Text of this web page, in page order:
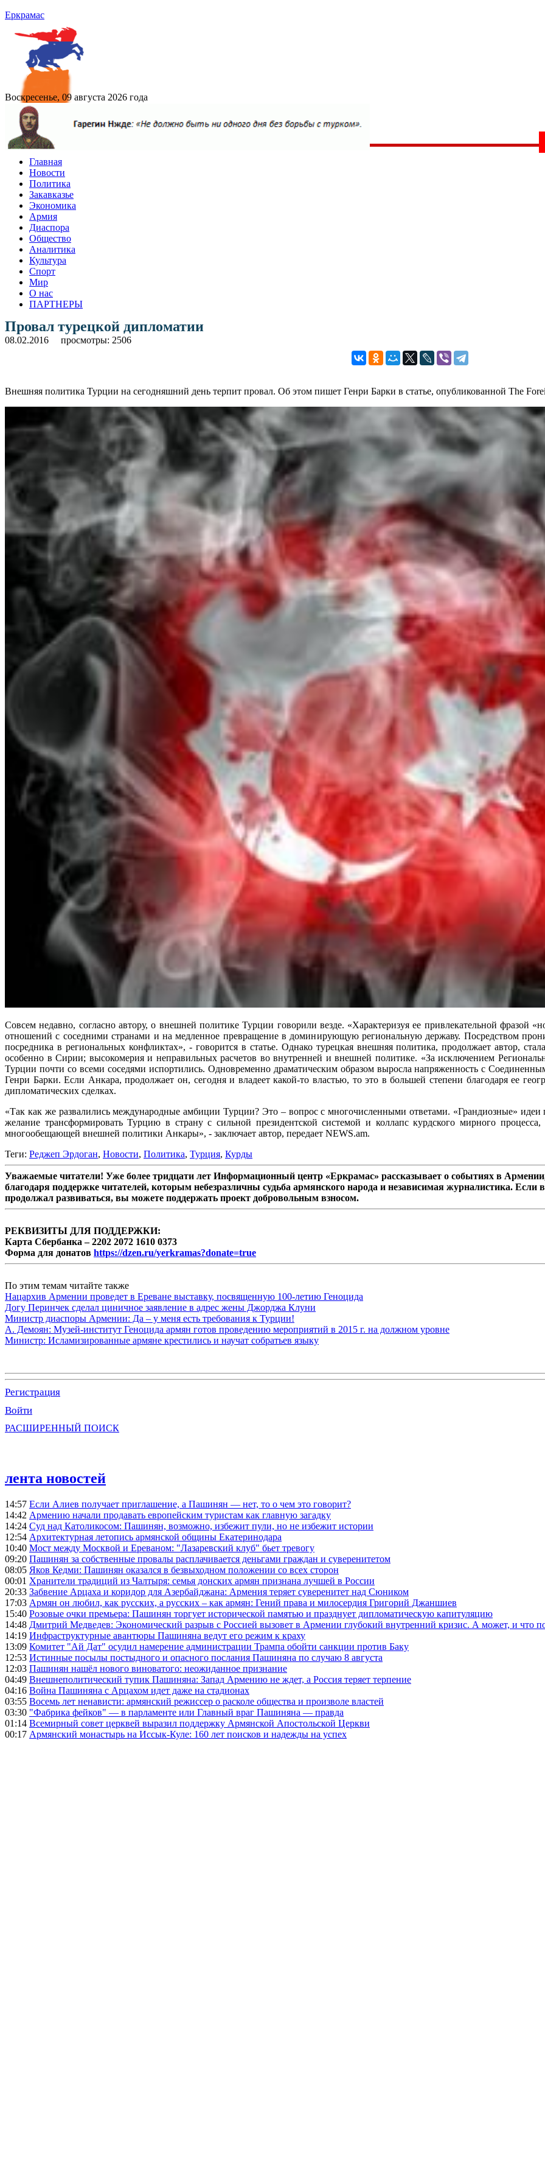
Еркрамас
Воскресенье, 09 августа 2026 года
Главная
Новости
Политика
Закавказье
Экономика
Армия
Диаспора
Общество
Аналитика
Культура
Спорт
Мир
О нас
ПАРТНЕРЫ
Провал турецкой дипломатии
08.02.2016 просмотры: 2506
Внешняя политика Турции на сегодняшний день терпит провал. Об этом пишет Генри Барки в статье, опубликованной The
Совсем недавно, согласно автору, о внешней политике Турции говорили везде. «Характеризуя ее привлекательной фразой
отношений с соседними странами и на медленное превращение в доминирующую региональную державу. Посредством
посредника в региональных конфликтах», - говорится в статье. Однако турецкая внешняя политика, продолжает автор,
особенно в Сирии; высокомерия и неправильных расчетов во внутренней и внешней политике. «За исключением
Турции почти со всеми соседями испортились. Одновременно драматическим образом выросла напряженность с
Генри Барки. Если Анкара, продолжает он, сегодня и владеет какой-то властью, то это в большей степени благодаря ее
дипломатических сделках.
«Так как же развалились международные амбиции Турции? Это – вопрос с многочисленными ответами. «Грандиозные»
желание трансформировать Турцию в страну с сильной президентской системой и коллапс курдского мирного процесса,
многообещающей внешней политики Анкары», - заключает автор, передает NEWS.am.
Теги: Реджеп Эрдоган, Новости, Политика, Турция, Курды
Уважаемые читатели! Уже более тридцати лет Информационный центр «Еркрамас» рассказывает о событиях в
благодаря поддержке читателей, которым небезразличны судьба армянского народа и независимая журналистика.
продолжал развиваться, вы можете поддержать проект добровольным взносом.
РЕКВИЗИТЫ ДЛЯ ПОДДЕРЖКИ:
Карта Сбербанка – 2202 2072 1610 0373
Форма для донатов https://dzen.ru/yerkramas?donate=true
По этим темам читайте также
Нацархив Армении проведет в Ереване выставку, посвященную 100-летию Геноцида
Догу Перинчек сделал циничное заявление в адрес жены Джорджа Клуни
Министр диаспоры Армении: Да – у меня есть требования к Турции!
А. Демоян: Музей-институт Геноцида армян готов проведению мероприятий в 2015 г. на должном уровне
Министр: Исламизированные армяне крестились и научат собратьев языку
Регистрация
Войти
РАСШИРЕННЫЙ ПОИСК
лента новостей
14:57 Если Алиев получает приглашение, а Пашинян — нет, то о чем это говорит?
14:42 Армению начали продавать европейским туристам как главную загадку
14:24 Суд над Католикосом: Пашинян, возможно, избежит пули, но не избежит истории
12:54 Архитектурная летопись армянской общины Екатеринодара
10:40 Мост между Москвой и Ереваном: "Лазаревский клуб" бьет тревогу
09:20 Пашинян за собственные провалы расплачивается деньгами граждан и суверенитетом
08:05 Яков Кедми: Пашинян оказался в безвыходном положении со всех сторон
00:01 Хранители традиций из Чалтыря: семья донских армян признана лучшей в России
20:33 Забвение Арцаха и коридор для Азербайджана: Армения теряет суверенитет над Сюником
17:03 Армян он любил, как русских, а русских – как армян: Гений права и милосердия Григорий Джаншиев
15:40 Розовые очки премьера: Пашинян торгует исторической памятью и празднует дипломатическую капитуляцию
14:48 Дмитрий Медведев: Экономический разрыв с Россией вызовет в Армении глубокий внутренний кризис. А может, и что
14:19 Инфраструктурные авантюры Пашиняна ведут его режим к краху
13:09 Комитет "Ай Дат" осудил намерение администрации Трампа обойти санкции против Баку
12:53 Истинные посылы постыдного и опасного послания Пашиняна по случаю 8 августа
12:03 Пашинян нашёл нового виноватого: неожиданное признание
04:49 Внешнеполитический тупик Пашиняна: Запад Армению не ждет, а Россия теряет терпение
04:16 Война Пашиняна с Арцахом идет даже на стадионах
03:55 Восемь лет ненависти: армянский режиссер о расколе общества и произволе властей
03:30 "Фабрика фейков" — в парламенте или Главный враг Пашиняна — правда
01:14 Всемирный совет церквей выразил поддержку Армянской Апостольской Церкви
00:17 Армянский монастырь на Иссык-Куле: 160 лет поисков и надежды на успех